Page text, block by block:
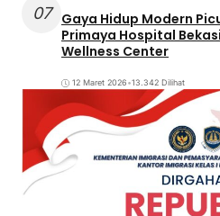
07
Gaya Hidup Modern
Primaya Hospital
Wellness Center
12 Maret 2026•13.342 Dilihat